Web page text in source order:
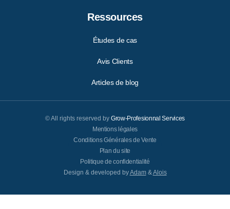
Ressources
Études de cas
Avis Clients
Articles de blog
© All rights reserved by Grow-Profesionnal Services
Mentions légales
Conditions Générales de Vente
Plan du site
Politique de confidentialité
Design & developed byAdam&Alois